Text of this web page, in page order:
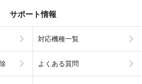
サポート情報
対応機種一覧
よくある質問